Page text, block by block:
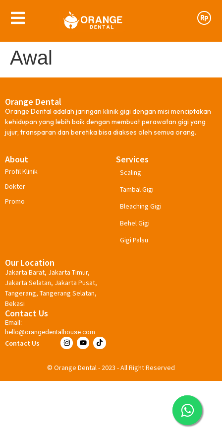
Awal
Orange Dental
Orange Dental adalah jaringan klinik gigi dengan misi menciptakan
kehidupan yang lebih baik dengan membuat perawatan gigi yang
jujur, transparan dan beretika bisa diakses oleh semua orang.
About
Profil Klinik
Dokter
Promo
Services
Scaling
Tambal Gigi
Bleaching Gigi
Behel Gigi
Gigi Palsu
Our Location
Jakarta Barat, Jakarta Timur,
Jakarta Selatan, Jakarta Pusat,
Tangerang, Tangerang Selatan,
Bekasi
Contact Us
Email:
hello@orangedentalhouse.com
Contact Us
© Orange Dental - 2023 - All Right Reserved